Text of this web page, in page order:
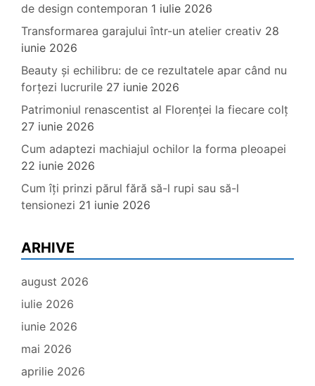
de design contemporan 1 iulie 2026
Transformarea garajului într-un atelier creativ 28
iunie 2026
Beauty și echilibru: de ce rezultatele apar când nu
forțezi lucrurile 27 iunie 2026
Patrimoniul renascentist al Florenței la fiecare colț
27 iunie 2026
Cum adaptezi machiajul ochilor la forma pleoapei
22 iunie 2026
Cum îți prinzi părul fără să-l rupi sau să-l
tensionezi 21 iunie 2026
ARHIVE
august 2026
iulie 2026
iunie 2026
mai 2026
aprilie 2026